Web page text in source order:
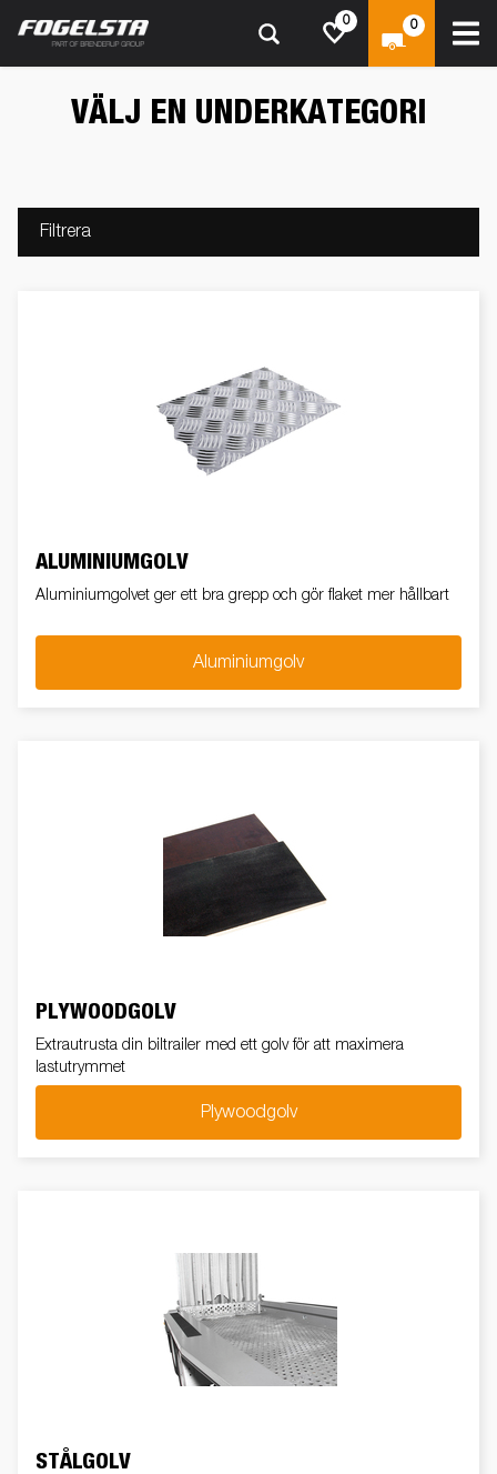
0 0
VÄLJ EN UNDERKATEGORI
Filtrera
ALUMINIUMGOLV
Aluminiumgolvet ger ett bra grepp och gör flaket mer hållbart
Aluminiumgolv
PLYWOODGOLV
Extrautrusta din biltrailer med ett golv för att maximera
lastutrymmet
Plywoodgolv
STÅLGOLV